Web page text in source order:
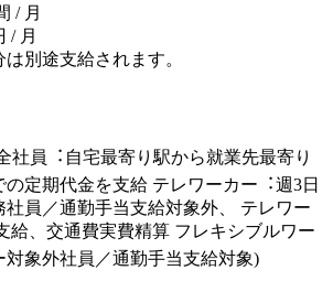
/ 月
/ 月
別途支給されます。
社員︓⾃宅最寄り駅から就業先最寄り
定期代⾦を支給 テレワーカー︓週3日
社員／通勤⼿当支給対象外、 テレワー
給、交通費実費精算 フレキシブルワー
対象外社員／通勤⼿当支給対象)